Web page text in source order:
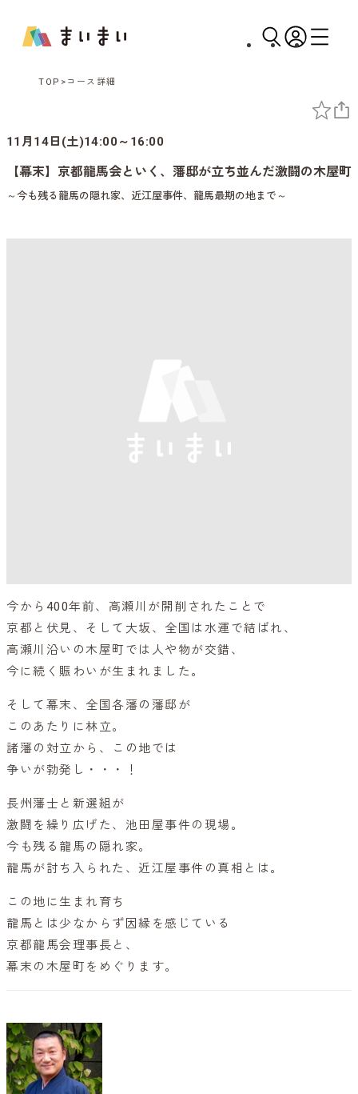
TOP コース詳細
11月14日(土)14:00～16:00
【幕末】京都龍馬会といく、藩邸が立ち並んだ激闘の木屋町
～今も残る龍馬の隠れ家、近江屋事件、龍馬最期の地まで～
今から400年前、高瀬川が開削されたことで
京都と伏見、そして大坂、全国は水運で結ばれ、
高瀬川沿いの木屋町では人や物が交錯、
今に続く賑わいが生まれました。
そして幕末、全国各藩の藩邸が
このあたりに林立。
諸藩の対立から、この地では
争いが勃発し・・・！
長州藩士と新選組が
激闘を繰り広げた、池田屋事件の現場。
今も残る龍馬の隠れ家。
龍馬が討ち入られた、近江屋事件の真相とは。
この地に生まれ育ち
龍馬とは少なからず因縁を感じている
京都龍馬会理事長と、
幕末の木屋町をめぐります。